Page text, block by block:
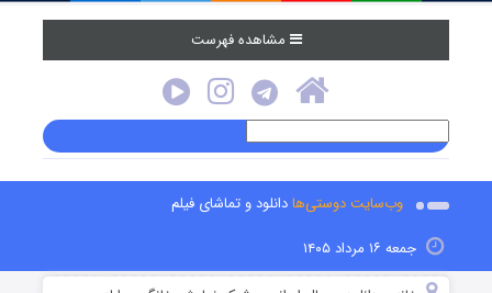
مشاهده فهرست
وب‌سایت دوستی‌هادانلود و تماشای فیلم
جمعه ۱۶ مرداد ۱۴۰۵